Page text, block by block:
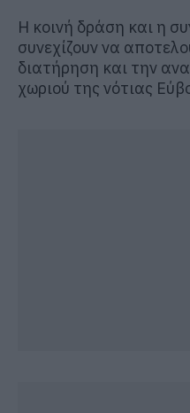
Η κοινή δράση και η
συνεχίζουν να
διατήρηση και την
χωριού της νότιας